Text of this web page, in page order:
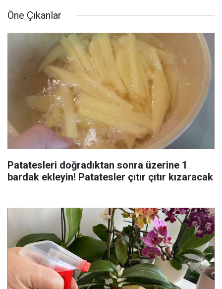
Öne Çıkanlar
Patatesleri doğradıktan sonra üzerine 1
bardak ekleyin! Patatesler çıtır çıtır kızaracak